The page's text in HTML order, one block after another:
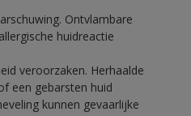
Ontvlambare
huidreactie
veroorzaken. Herhaalde
een gebarsten huid
kunnen gevaarlijke